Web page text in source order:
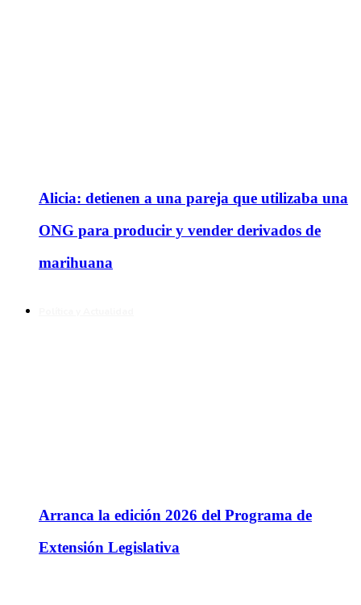
Alicia: detienen a una pareja que utilizaba una
ONG para producir y vender derivados de
marihuana
Arranca la edición 2026 del Programa de
Extensión Legislativa